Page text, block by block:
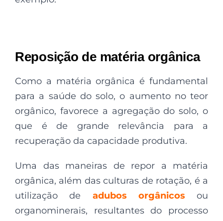
Reposição de matéria orgânica
Como a matéria orgânica é fundamental
para a saúde do solo, o aumento no teor
orgânico, favorece a agregação do solo, o
que é de grande relevância para a
recuperação da capacidade produtiva.
Uma das maneiras de repor a matéria
orgânica, além das culturas de rotação, é a
utilização de adubos orgânicos ou
organominerais, resultantes do processo